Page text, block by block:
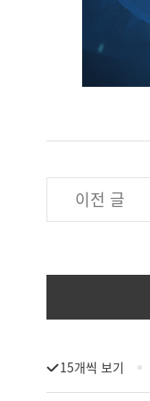
이전 글
15개씩 보기